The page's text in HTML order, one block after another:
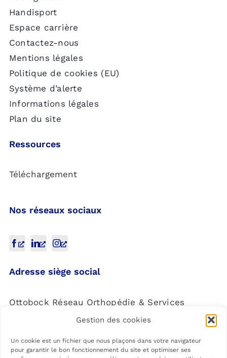
Gestion des cookies
Un cookie est un fichier que nous plaçons dans votre navigateur
pour garantir le bon fonctionnement du site et optimiser ses
Handisport
Espace carrière
Contactez-nous
Mentions légales
Politique de cookies (EU)
Système d’alerte
Informations légales
Plan du site
Ressources
Téléchargement
Nos réseaux sociaux
Adresse siège social
Ottobock Réseau Orthopédie & Services
4 Rue de la Réunion,
91940 Les Ulis